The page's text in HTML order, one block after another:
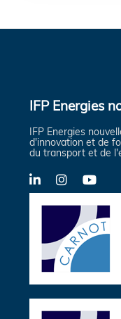
IFP Energies
IFP Energies
d'innovation et de
du transport et de
LinkedInInstagramYouTube